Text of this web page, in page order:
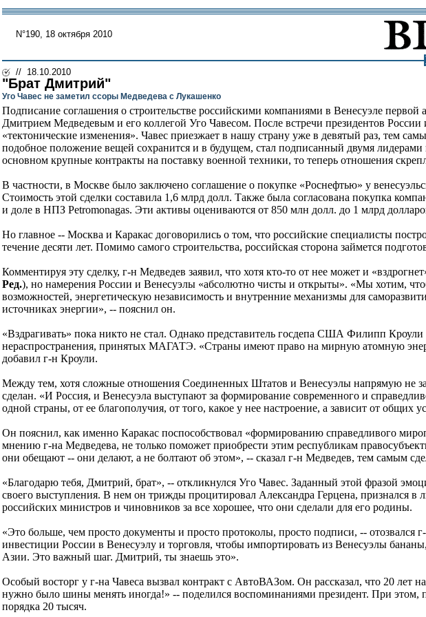
N°190, 18 октября 2010
// 18.10.2010
"Брат Дмитрий"
Уго Чавес не заметил ссоры Медведева с Лукашенко
Подписание соглашения о строительстве российскими компаниями в Венесуэле
Дмитрием Медведевым и его коллегой Уго Чавесом. После встречи президентов
«тектонические изменения». Чавес приезжает в нашу страну уже в девятый раз, тем
подобное положение вещей сохранится и в будущем, стал подписанный двумя
основном крупные контракты на поставку военной техники, то теперь отношения
В частности, в Москве было заключено соглашение о покупке «Роснефтью» у
Стоимость этой сделки составила 1,6 млрд долл. Также была согласована покупка
и доле в НПЗ Petromonagas. Эти активы оцениваются от 850 млн долл. до 1 млрд
Но главное -- Москва и Каракас договорились о том, что российские специалисты
течение десяти лет. Помимо самого строительства, российская сторона займется
Комментируя эту сделку, г-н Медведев заявил, что хотя кто-то от нее может и
Ред.), но намерения России и Венесуэлы «абсолютно чисты и открыты». «Мы хотим,
возможностей, энергетическую независимость и внутренние механизмы для
источниках энергии», -- пояснил он.
«Вздрагивать» пока никто не стал. Однако представитель госдепа США Филипп
нераспространения, принятых МАГАТЭ. «Страны имеют право на мирную атомную
добавил г-н Кроули.
Между тем, хотя сложные отношения Соединенных Штатов и Венесуэлы напрямую не
сделан. «И Россия, и Венесуэла выступают за формирование современного и
одной страны, от ее благополучия, от того, какое у нее настроение, а зависит от
Он пояснил, как именно Каракас поспособствовал «формированию справедливого
мнению г-на Медведева, не только поможет приобрести этим республикам
они обещают -- они делают, а не болтают об этом», -- сказал г-н Медведев, тем самым
«Благодарю тебя, Дмитрий, брат», -- откликнулся Уго Чавес. Заданный этой фразой
своего выступления. В нем он трижды процитировал Александра Герцена, признался
российских министров и чиновников за все хорошее, что они сделали для его родины.
«Это больше, чем просто документы и просто протоколы, просто подписи, -- отозвался
инвестиции России в Венесуэлу и торговля, чтобы импортировать из Венесуэлы
Азии. Это важный шаг. Дмитрий, ты знаешь это».
Особый восторг у г-на Чавеса вызвал контракт с АвтоВАЗом. Он рассказал, что 20 лет
нужно было шины менять иногда!» -- поделился воспоминаниями президент. При этом,
порядка 20 тысяч.